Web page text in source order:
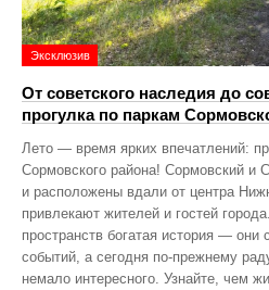
Эксклюзив
От советского наследия до
прогулка по паркам
Лето — время ярких впечатлений:
Сормовского района! Сормовский и
и расположены вдали от центра
привлекают жителей и гостей
пространств богатая история — они
событий, а сегодня по‑прежнему
немало интересного. Узнайте, чем